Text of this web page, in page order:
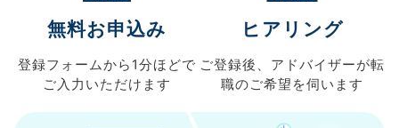
無料お申込み
登録フォームから 1分ほどで
ご入力 いただけます
ヒアリング
ご登録後、 アドバイザーが転
職のご希望を伺います